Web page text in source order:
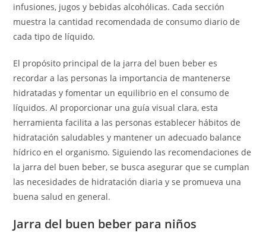
infusiones, jugos y bebidas alcohólicas. Cada sección
muestra la cantidad recomendada de consumo diario de
cada tipo de líquido.
El propósito principal de la jarra del buen beber es
recordar a las personas la importancia de mantenerse
hidratadas y fomentar un equilibrio en el consumo de
líquidos. Al proporcionar una guía visual clara, esta
herramienta facilita a las personas establecer hábitos de
hidratación saludables y mantener un adecuado balance
hídrico en el organismo. Siguiendo las recomendaciones de
la jarra del buen beber, se busca asegurar que se cumplan
las necesidades de hidratación diaria y se promueva una
buena salud en general.
Jarra del buen beber para niños